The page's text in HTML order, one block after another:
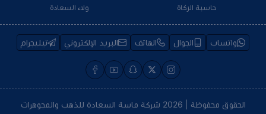
حاسبة الزكاة ولاء السعادة
واتساب الجوال الهاتف البريد الإلكتروني تيليجرام
الحقوق محفوظة | 2026 شركة ماسة السعادة للذهب والمجوهرات